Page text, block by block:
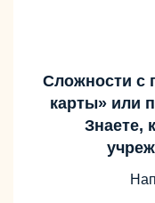
Сложности с
карты» или
Знаете,